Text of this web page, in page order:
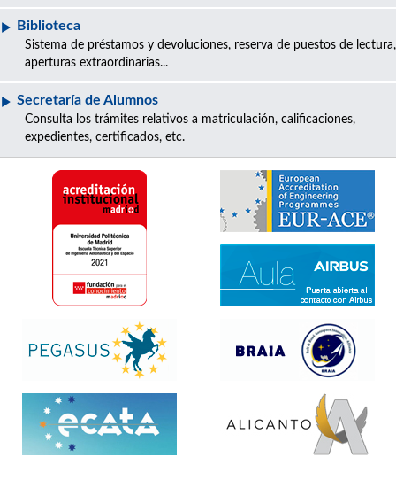
Biblioteca
Sistema de préstamos y devoluciones, reserva de puestos de lectura,
aperturas extraordinarias...
Secretaría de Alumnos
Consulta los trámites relativos a matriculación, calificaciones,
expedientes, certificados, etc.